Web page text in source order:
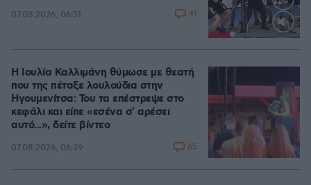
Loaded
07.08.2026, 06:51 41
Η Ιουλία Καλλιμάνη θύμωσε με θεατή
που της πέταξε λουλούδια στην
Ηγουμενίτσα: Του τα επέστρεψε στο
κεφάλι και είπε «εσένα σ' αρέσει
αυτό...», δείτε βίντεο
07.08.2026, 06:39 65